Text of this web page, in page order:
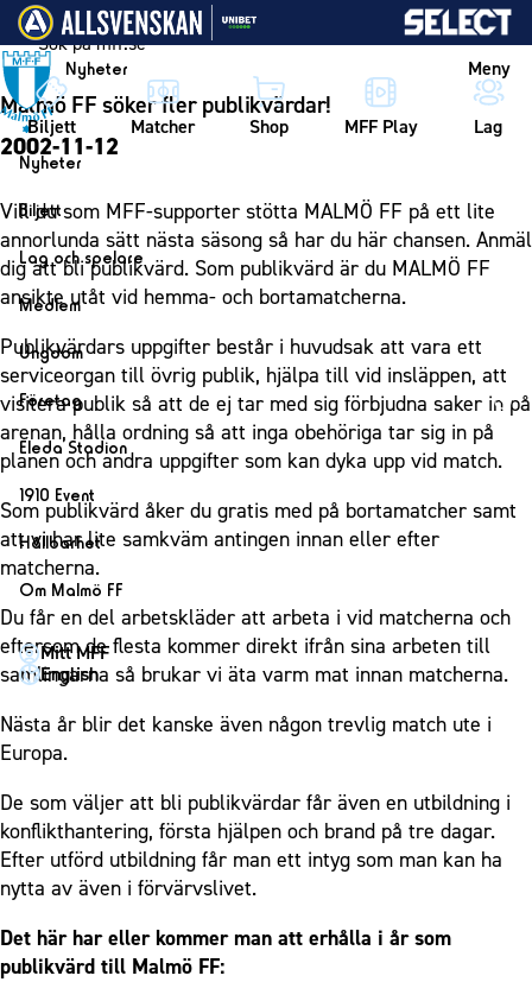
Vidare till innehållet
Nyheter Meny
Biljett Matcher Shop MFF Play Lag
Nyheter
Nyheter
Kalender
Biljett
Biljett
Årskort herr
Mitt MFF
Biljetter till bortamatcher
Biljettvillkor
Lag och spelare
Lag
Herrlaget
Spelare
Ledarstab
Damlaget
Spelare
Ledarstab
Medlem
Medlemskap i Malmö FF
Årsmöte 2026
Ungdom
MFF Ungdom
Sommarfotboll
Skånecupen
Fotbollsskolan
Fotbollsnätverket
P19
F19
P17
F17
Malmö Trophy
Företag
Bli företagspartner
Nätverket
Klubbstolar
Partner dam
Eleda Stadion
Eleda Stadion
Erics Bar & Restaurang
Matchdag på Eleda Stadion
MFF-museet & rundvandringar
1910 Event
1910 Event
Fest & Event
Konferens
Möte
Mässa
Sommarfest
Julshow
Inspiration
Vanliga frågor om 1910 Event
Hållbarhet
Hållbarhet
Himmelsblå framtid – en match för miljön
MFF i samhället
Laget för alla
Nattfotboll
Karriärakademin
Grundskolefotboll mot rasismer
Skolakademier
Om Malmö FF
Om Malmö FF
Kontakt
Närstående organisationer
Policydokument
Personuppgiftspolicy
Mitt MFF
English
Malmö FF söker fler publikvärdar!
2002-11-12
Vill du som MFF-supporter stötta MALMÖ FF på ett lite
annorlunda sätt nästa säsong så har du här chansen. Anmäl
dig att bli publikvärd. Som publikvärd är du MALMÖ FF
ansikte utåt vid hemma- och bortamatcherna.
Publikvärdars uppgifter består i huvudsak att vara ett
serviceorgan till övrig publik, hjälpa till vid insläppen, att
visitera publik så att de ej tar med sig förbjudna saker in på
arenan, hålla ordning så att inga obehöriga tar sig in på
planen och andra uppgifter som kan dyka upp vid match.
Som publikvärd åker du gratis med på bortamatcher samt
att vi har lite samkväm antingen innan eller efter
matcherna.
Du får en del arbetskläder att arbeta i vid matcherna och
eftersom de flesta kommer direkt ifrån sina arbeten till
samlingarna så brukar vi äta varm mat innan matcherna.
Nästa år blir det kanske även någon trevlig match ute i
Europa.
De som väljer att bli publikvärdar får även en utbildning i
konflikthantering, första hjälpen och brand på tre dagar.
Efter utförd utbildning får man ett intyg som man kan ha
nytta av även i förvärvslivet.
Det här har eller kommer man att erhålla i år som
publikvärd till Malmö FF: